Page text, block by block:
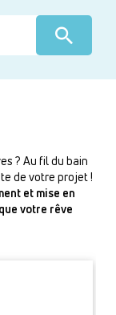
? Au fil du bain
de votre projet !
et mise en
votre rêve